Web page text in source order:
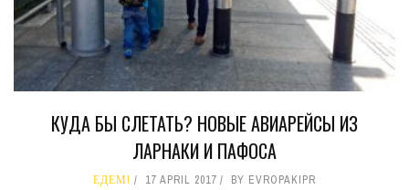
КУДА БЫ СЛЕТАТЬ? НОВЫЕ АВИАРЕЙСЫ ИЗ
ЛАРНАКИ И ПАФОСА
ЕДЕМ! 17 APRIL 2017 BY EVROPAKIPR